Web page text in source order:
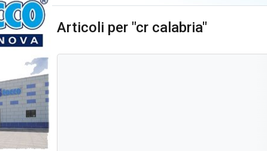
Articoli per "cr calabria"